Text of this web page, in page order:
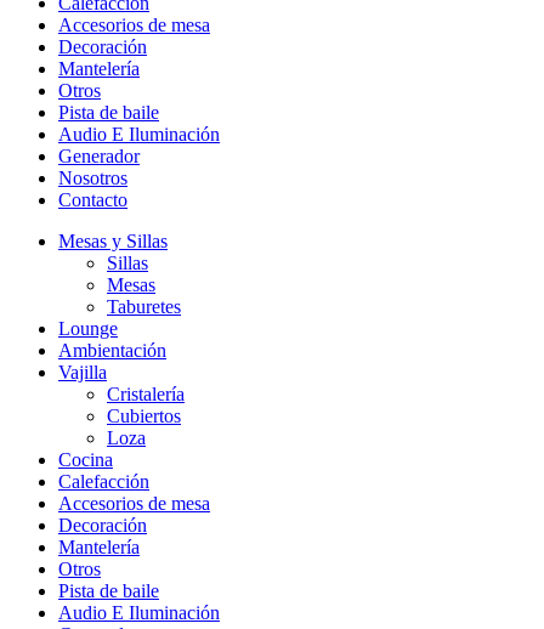
Accesorios de mesa
Decoración
Mantelería
Otros
Pista de baile
Audio E Iluminación
Generador
Nosotros
Contacto
Mesas y Sillas
Sillas
Mesas
Taburetes
Lounge
Ambientación
Vajilla
Cristalería
Cubiertos
Loza
Cocina
Calefacción
Accesorios de mesa
Decoración
Mantelería
Otros
Pista de baile
Audio E Iluminación